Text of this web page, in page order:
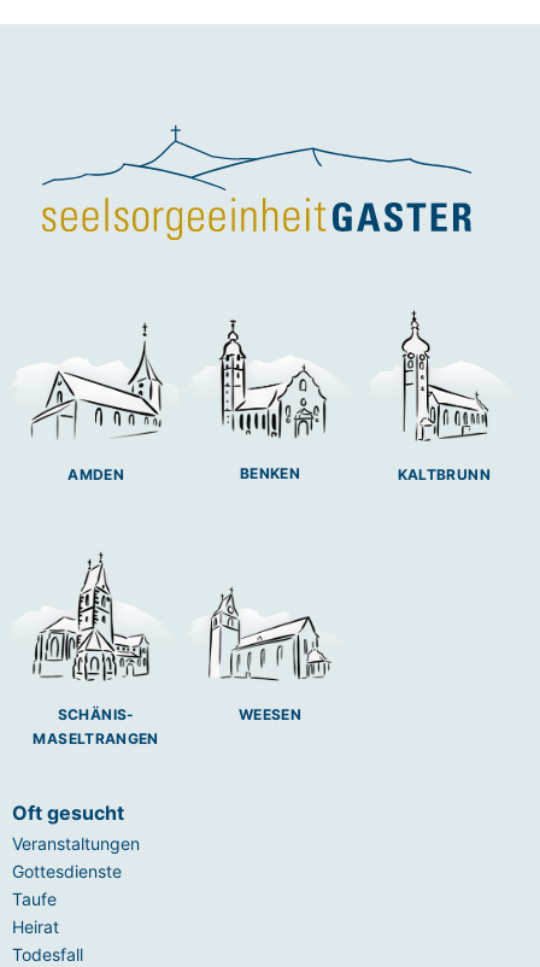
AMDEN BENKEN KALTBRUNN
SCHÄNIS-
MASELTRANGEN
WEESEN
Oft gesucht
Veranstaltungen
Gottesdienste
Taufe
Heirat
Todesfall